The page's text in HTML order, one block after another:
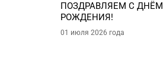
ПОЗДРАВЛЯЕМ С ДНЁМ
РОЖДЕНИЯ!
01 июля 2026 года